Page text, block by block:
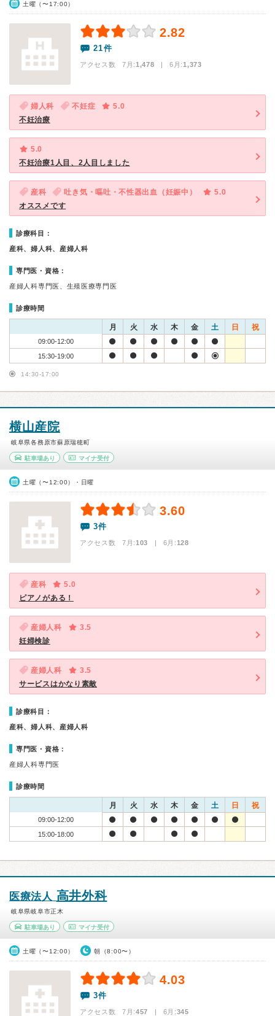
土曜（〜17:00）
2.82
21件
アクセス数 7月:1,478 | 6月:1,373
婦人科 不妊症
5.0
不妊治療
5.0
不妊治療1人目、2人目しました
産科 吐き気・嘔吐・不性器出血（妊娠中）
5.0
オススメです
診療科目：
産科、婦人科、産婦人科
専門医・資格：
産婦人科専門医、生殖医療専門医
診療時間
月 火 水 木 金 土 日 祝
09:00-12:00
15:30-19:00
14:30-17:00
横山産院
岐阜県各務原市蘇原瑞穂町
駐車場あり マイナ受付
土曜（〜12:00）・日曜
3.60
3件
アクセス数 7月:103 | 6月:128
産科
5.0
ピアノがある！
産婦人科
3.5
妊婦検診
産婦人科
3.5
サービスはかなり素敵
診療科目：
産科、婦人科、産婦人科
専門医・資格：
産婦人科専門医
診療時間
月 火 水 木 金 土 日 祝
09:00-12:00
15:00-18:00
医療法人 高井外科
岐阜県岐阜市正木
駐車場あり マイナ受付
土曜（〜12:00） 朝（8:00〜）
4.03
3件
アクセス数 7月:457 | 6月:345